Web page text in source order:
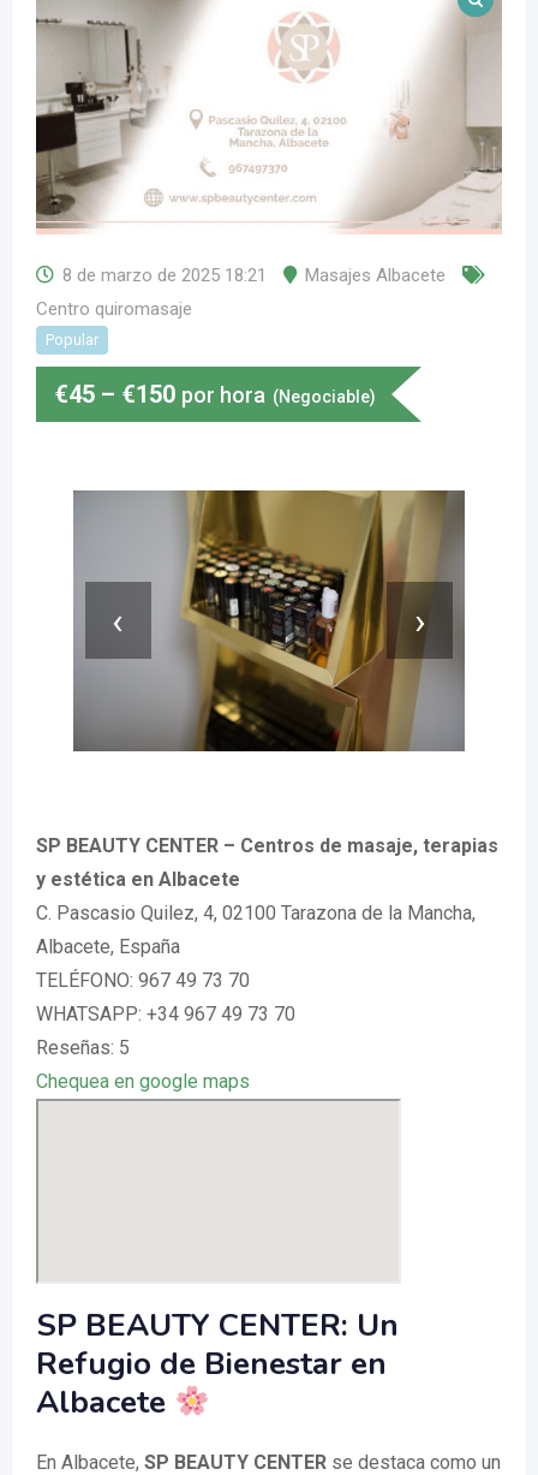
8 de marzo de 2025 18:21
Masajes Albacete
Centro quiromasaje
Popular
€45 – €150 por hora (Negociable)
‹ ›
SP BEAUTY CENTER – Centros de masaje, terapias
y estética en Albacete
C. Pascasio Quilez, 4, 02100 Tarazona de la Mancha,
Albacete, España
TELÉFONO: 967 49 73 70
WHATSAPP: +34 967 49 73 70
Reseñas: 5
Chequea en google maps
SP BEAUTY CENTER: Un
Refugio de Bienestar en
Albacete
En Albacete, SP BEAUTY CENTER se destaca como un